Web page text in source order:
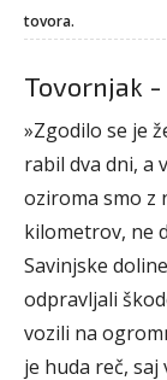
tovora.
Tovornjak
»Zgodilo se je
rabil dva dni, a
oziroma smo z
kilometrov, ne
Savinjske
odpravljali
vozili na
je huda reč, saj